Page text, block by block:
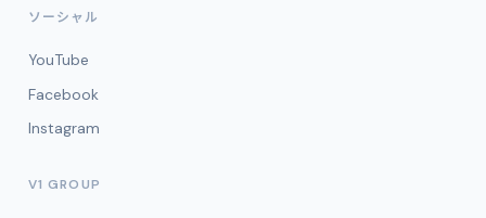
ソーシャル
YouTube
Facebook
Instagram
V1 GROUP